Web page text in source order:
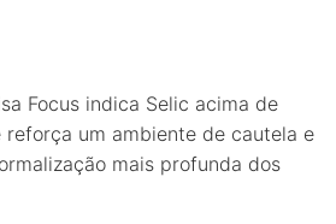
Focus indica Selic acima de
reforça um ambiente de cautela e
mais profunda dos